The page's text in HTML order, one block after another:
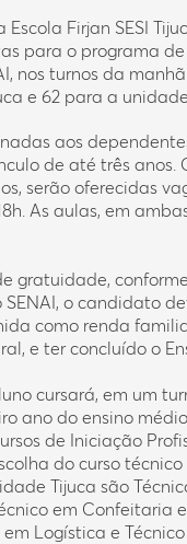
Firjan SESI
para o programa
nos turnos da
e 62 para a
aos
de até três anos.
serão oferecidas
As aulas, em
gratuidade,
SENAI, o candidato
como renda
e ter concluído o
cursará, em um
ano do ensino
de Iniciação
do curso
Tijuca são
em Confeitaria
Logística e